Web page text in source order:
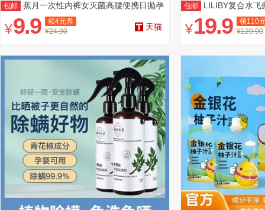
包邮
蕉月一次性内裤女灭菌高腰便携日抛孕
妇旅游
¥9.9 领4元券
¥24.90
天猫
包邮 LILIBY复合水飞
¥19.9 领110
¥129.90